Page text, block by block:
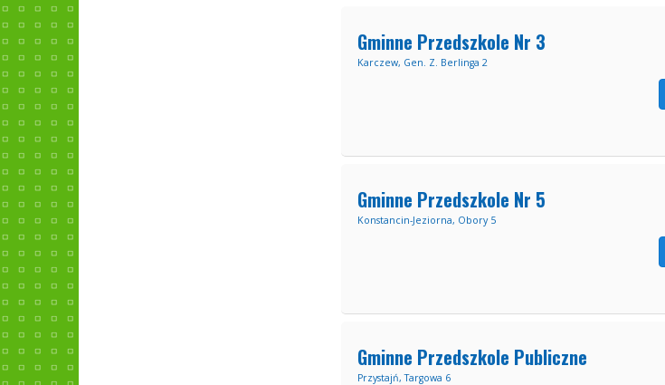
Gminne Przedszkole Nr 3
Karczew, Gen. Z. Berlinga 2
Gminne Przedszkole Nr 5
Konstancin-Jeziorna, Obory 5
Gminne Przedszkole Publiczne
Przystajń, Targowa 6